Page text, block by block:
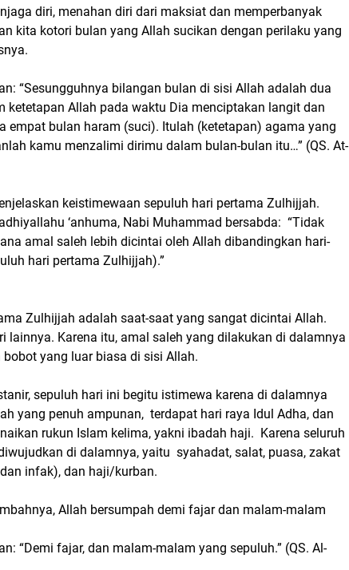
diri, menahan diri dari maksiat dan memperbanyak
kita kotori bulan yang Allah sucikan dengan perilaku yang
“Sesungguhnya bilangan bulan di sisi Allah adalah dua
ketetapan Allah pada waktu Dia menciptakan langit dan
empat bulan haram (suci). Itulah (ketetapan) agama yang
kamu menzalimi dirimu dalam bulan-bulan itu…” (QS. At-
keistimewaan sepuluh hari pertama Zulhijjah.
‘anhuma, Nabi Muhammad bersabda: “Tidak
amal saleh lebih dicintai oleh Allah dibandingkan hari-
hari pertama Zulhijjah).”
Zulhijjah adalah saat-saat yang sangat dicintai Allah.
lainnya. Karena itu, amal saleh yang dilakukan di dalamnya
yang luar biasa di sisi Allah.
sepuluh hari ini begitu istimewa karena di dalamnya
yang penuh ampunan, terdapat hari raya Idul Adha, dan
rukun Islam kelima, yakni ibadah haji. Karena seluruh
di dalamnya, yaitu syahadat, salat, puasa, zakat
infak), dan haji/kurban.
Allah bersumpah demi fajar dan malam-malam
“Demi fajar, dan malam-malam yang sepuluh.” (QS. Al-